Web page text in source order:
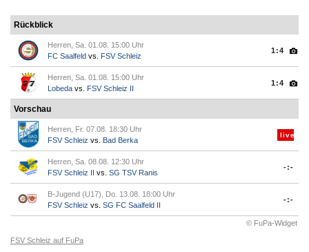
Rückblick
Herren, Sa. 01.08. 15:00 Uhr
FC Saalfeld vs. FSV Schleiz
1:4
Herren, Sa. 01.08. 15:00 Uhr
Lobeda vs. FSV Schleiz II
1:4
Vorschau
Herren, Fr. 07.08. 18:30 Uhr
FSV Schleiz vs. Bad Berka
live
Herren, Sa. 08.08. 12:30 Uhr
FSV Schleiz II
vs. SG TSV Ranis
-:-
B-Jugend (U17), Do. 13.08. 18:00 Uhr
FSV Schleiz vs. SG FC Saalfeld II
-:-
© FuPa-Widget
FSV Schleiz auf FuPa